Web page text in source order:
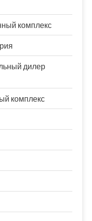
комплекс
дилер
комплекс